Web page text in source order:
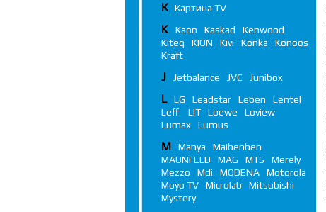
К Картина TV
K Kaon Kaskad
Kenwood
Kiteq
KION Kivi Konka
Konoos
Kraft
J Jetbalance JVC Junibox
L LG Leadstar Leben
Lentel
Leff
LIT Loewe
Loview
Lumax
Lumus
M Manya
Maibenben
MAUNFELD
MAG MTS
Merely
Mezzo
Mdi MODENA
Motorola
Moyo TV
Microlab
Mitsubishi
Mystery